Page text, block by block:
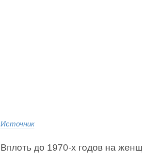
Источник
Вплоть до 1970-х годов на